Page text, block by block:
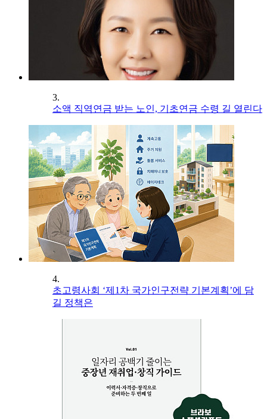
3.
소액 직역연금 받는 노인, 기초연금 수령 길 열린다
4.
초고령사회 ‘제1차 국가인구전략 기본계획’에 담
길 정책은